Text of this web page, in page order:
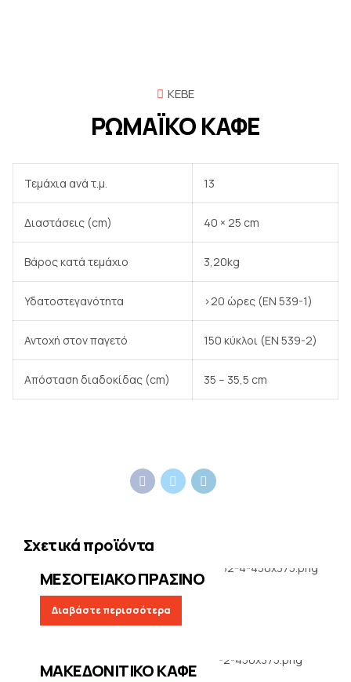
Υπηρεσίες
Προϊόντα
Επικοινωνία
ΚΕΒΕ
ΡΩΜΑΪΚΟ ΚΑΦΕ
Τεμάχια ανά τ.μ. 13
Διαστάσεις (cm) 40 × 25 cm
Βάρος κατά τεμάχιο 3,20kg
Υδατοστεγανότητα >20 ώρες (EN 539-1)
Αντοχή στον παγετό 150 κύκλοι (EN 539-2)
Απόσταση διαδοκίδας (cm) 35 – 35,5 cm
Σχετικά προϊόντα
ΜΕΣΟΓΕΙΑΚΟ ΠΡΑΣΙΝΟ
Διαβάστε περισσότερα
ΜΑΚΕΔΟΝΙΤΙΚΟ ΚΑΦΕ